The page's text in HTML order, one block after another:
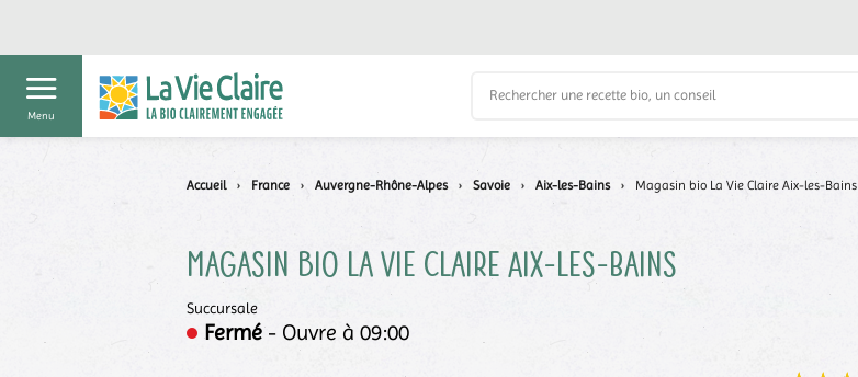
Menu
Magasin bio La Vie Claire Aix-les-Bains
Succursale
Fermé- Ouvre à 09:00
Accueil › France › Auvergne-Rhône-Alpes › Savoie › Aix-les-Bains › Magasin bio La Vie Claire Aix-les-Bains